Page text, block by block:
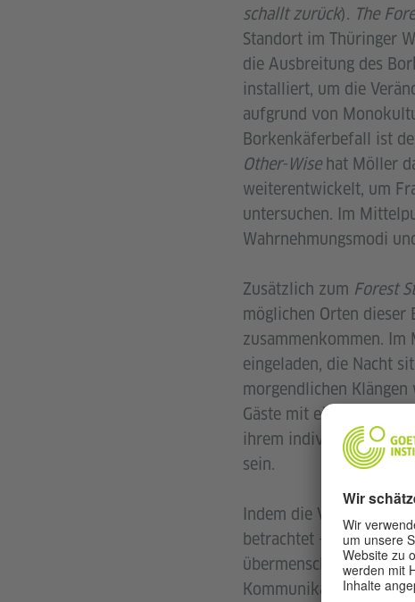
schallt zurück). The
Standort im Thüringer
die Ausbreitung des
installiert, um die
aufgrund von
Borkenkäferbefall ist
Other-Wisehat Möller
weiterentwickelt, um
untersuchen. Im
Wahrnehmungsmodi
Zusätzlich zum Forest
möglichen Orten
zusammenkommen.
eingeladen, die Nacht
morgendlichen
Gäste mit eigenen
ihrem individuellen
sein.
Indem die
betrachtet – als einen
übermenschlichen